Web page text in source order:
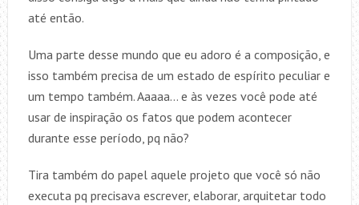
até então.
Uma parte desse mundo que eu adoro é a composição, e
isso também precisa de um estado de espírito peculiar e
um tempo também. Aaaaa… e às vezes você pode até
usar de inspiração os fatos que podem acontecer
durante esse período, pq não?
Tira também do papel aquele projeto que você só não
executa pq precisava escrever, elaborar, arquitetar todo